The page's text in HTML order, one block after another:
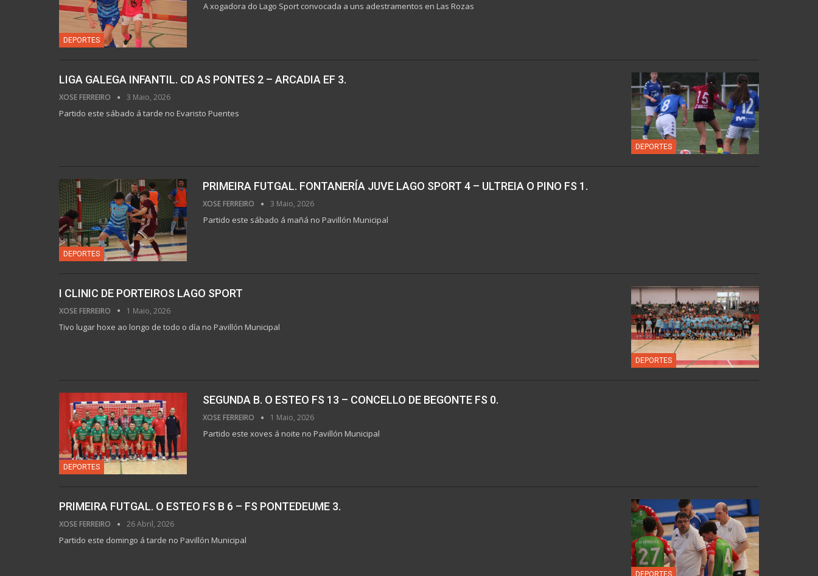
DEPORTES
A xogadora do Lago Sport convocada a uns adestramentos en Las Rozas
DEPORTES
LIGA GALEGA INFANTIL. CD AS PONTES 2 – ARCADIA EF 3.
XOSE FERREIRO 3 Maio, 2026
Partido este sábado á tarde no Evaristo Puentes
DEPORTES
PRIMEIRA FUTGAL. FONTANERÍA JUVE LAGO SPORT 4 – ULTREIA O PINO FS 1.
XOSE FERREIRO 3 Maio, 2026
Partido este sábado á mañá no Pavillón Municipal
DEPORTES
I CLINIC DE PORTEIROS LAGO SPORT
XOSE FERREIRO 1 Maio, 2026
Tivo lugar hoxe ao longo de todo o día no Pavillón Municipal
DEPORTES
SEGUNDA B. O ESTEO FS 13 – CONCELLO DE BEGONTE FS 0.
XOSE FERREIRO 1 Maio, 2026
Partido este xoves á noite no Pavillón Municipal
DEPORTES
PRIMEIRA FUTGAL. O ESTEO FS B 6 – FS PONTEDEUME 3.
XOSE FERREIRO 26 Abril, 2026
Partido este domingo á tarde no Pavillón Municipal